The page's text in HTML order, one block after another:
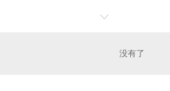
没有了